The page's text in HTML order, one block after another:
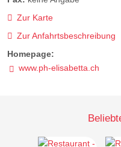
Zur Karte
Zur Anfahrtsbeschreibung
Homepage:
www.ph-elisabetta.ch